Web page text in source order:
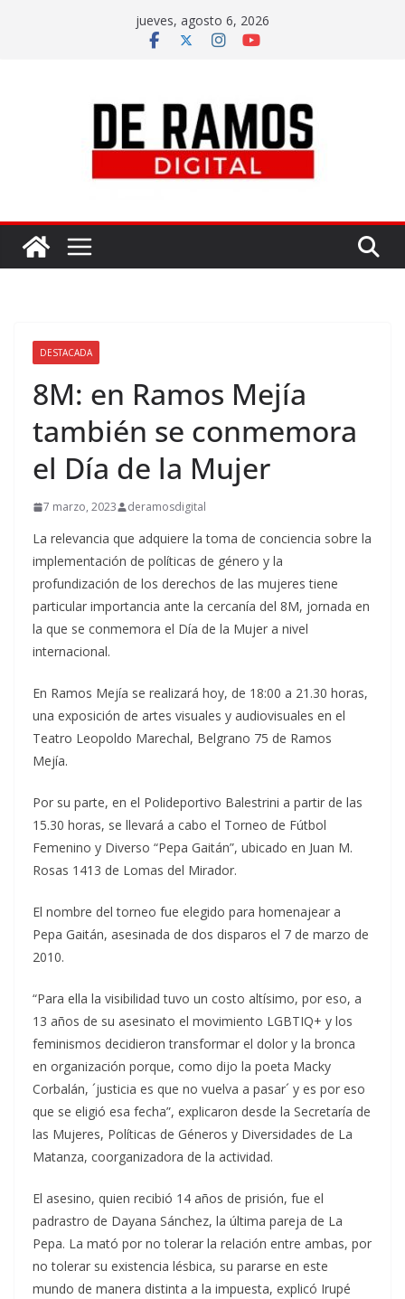
jueves, agosto 6, 2026
DESTACADA
8M: en Ramos Mejía
también se conmemora
el Día de la Mujer
7 marzo, 2023 deramosdigital
La relevancia que adquiere la toma de conciencia sobre la
implementación de políticas de género y la
profundización de los derechos de las mujeres tiene
particular importancia ante la cercanía del 8M, jornada en
la que se conmemora el Día de la Mujer a nivel
internacional.
En Ramos Mejía se realizará hoy, de 18:00 a 21.30 horas,
una exposición de artes visuales y audiovisuales en el
Teatro Leopoldo Marechal, Belgrano 75 de Ramos
Mejía.
Por su parte, en el Polideportivo Balestrini a partir de las
15.30 horas, se llevará a cabo el Torneo de Fútbol
Femenino y Diverso “Pepa Gaitán”, ubicado en Juan M.
Rosas 1413 de Lomas del Mirador.
El nombre del torneo fue elegido para homenajear a
Pepa Gaitán, asesinada de dos disparos el 7 de marzo de
2010.
“Para ella la visibilidad tuvo un costo altísimo, por eso, a
13 años de su asesinato el movimiento LGBTIQ+ y los
feminismos decidieron transformar el dolor y la bronca
en organización porque, como dijo la poeta Macky
Corbalán, ´justicia es que no vuelva a pasar´ y es por eso
que se eligió esa fecha”, explicaron desde la Secretaría de
las Mujeres, Políticas de Géneros y Diversidades de La
Matanza, coorganizadora de la actividad.
El asesino, quien recibió 14 años de prisión, fue el
padrastro de Dayana Sánchez, la última pareja de La
Pepa. La mató por no tolerar la relación entre ambas, por
no tolerar su existencia lésbica, su pararse en este
mundo de manera distinta a la impuesta, explicó Irupé